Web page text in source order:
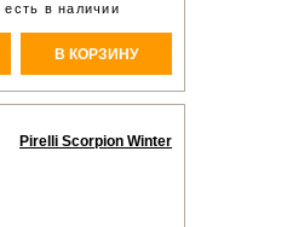
есть в наличии
В КОРЗИНУ
Pirelli Scorpion Winter